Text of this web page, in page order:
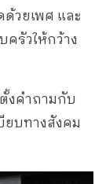
วยเพศ และ
รัวให้กว้าง
งคำถามกับ
บทางสังคม